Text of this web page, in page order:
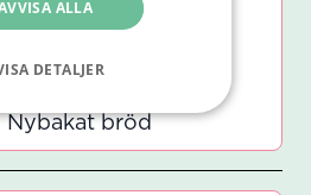
Soppa: Krämig
med linser
Nybakat bröd
ALLA
DETALJER